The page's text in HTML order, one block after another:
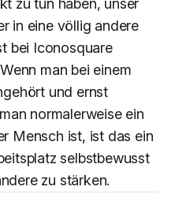
in eine völlig andere
bei Iconosquare
man bei einem
und ernst
normalerweise ein
Mensch ist, ist das ein
selbstbewusst
zu stärken.